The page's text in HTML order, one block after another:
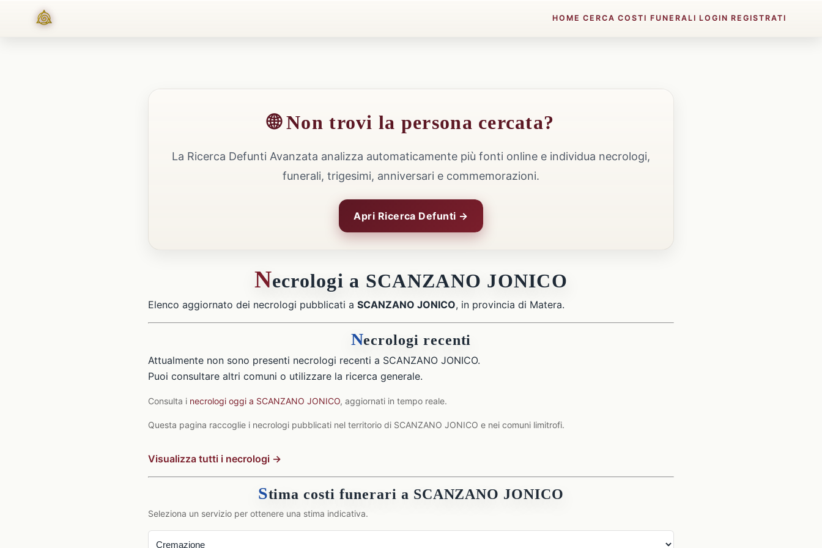
HOME CERCA COSTI FUNERALI LOGIN REGISTRATI
🌐 Non trovi la persona cercata?
La Ricerca Defunti Avanzata analizza automaticamente più fonti online e individua necrologi,
funerali, trigesimi, anniversari e commemorazioni.
Apri Ricerca Defunti →
Necrologi a SCANZANO JONICO
Elenco aggiornato dei necrologi pubblicati a SCANZANO JONICO, in provincia di Matera.
Necrologi recenti
Attualmente non sono presenti necrologi recenti a SCANZANO JONICO.
Puoi consultare altri comuni o utilizzare la ricerca generale.
Consulta i necrologi oggi a SCANZANO JONICO, aggiornati in tempo reale.
Questa pagina raccoglie i necrologi pubblicati nel territorio di SCANZANO JONICO e nei comuni limitrofi.
Visualizza tutti i necrologi →
Stima costi funerari a SCANZANO JONICO
Seleziona un servizio per ottenere una stima indicativa.